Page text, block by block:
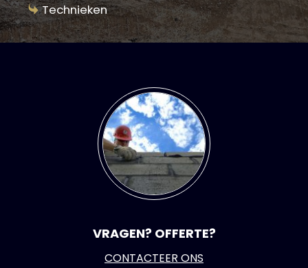
Technieken
VRAGEN? OFFERTE?
CONTACTEER ONS